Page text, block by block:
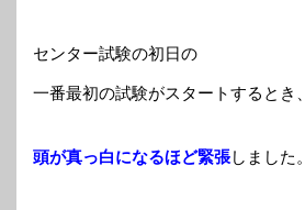
センター試験の初日の
一番最初の試験がスタートするとき、
頭が真っ白になるほど緊張しました。